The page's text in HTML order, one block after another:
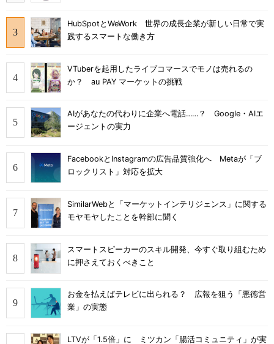
HubSpotとWeWork 世界の成長企業が新しい日常で実
践するスマートな働き方
VTuberを起用したライブコマースでモノは売れるの
か？ au PAY マーケットの挑戦
AIがあなたの代わりに企業へ電話……？ Google・AIエ
ージェントの実力
FacebookとInstagramの広告品質強化へ Metaが「ブ
ロックリスト」対応を拡大
SimilarWebと「マーケットインテリジェンス」に関する
モヤモヤしたことを幹部に聞く
スマートスピーカーのスキル開発、今すぐ取り組むため
に押さえておくべきこと
お金を払えばテレビに出られる？ 広報を狙う「悪徳営
業」の実態
LTVが「1.5倍」に ミツカン「腸活コミュニティ」が実